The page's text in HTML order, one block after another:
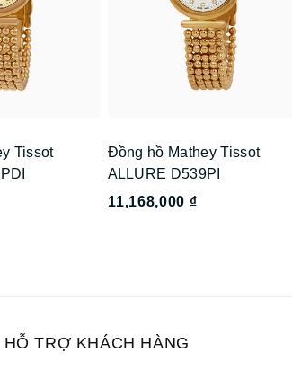
Tissot
Đồng hồ Mathey Tissot
ALLURE D539PI
11,168,000 ₫
HỖ TRỢ KHÁCH HÀNG